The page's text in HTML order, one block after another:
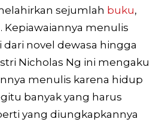
sejumlah buku,
Kepiawaiannya menulis
novel dewasa hingga
Nicholas Ng ini mengaku
menulis karena hidup
banyak yang harus
yang diungkapkannya